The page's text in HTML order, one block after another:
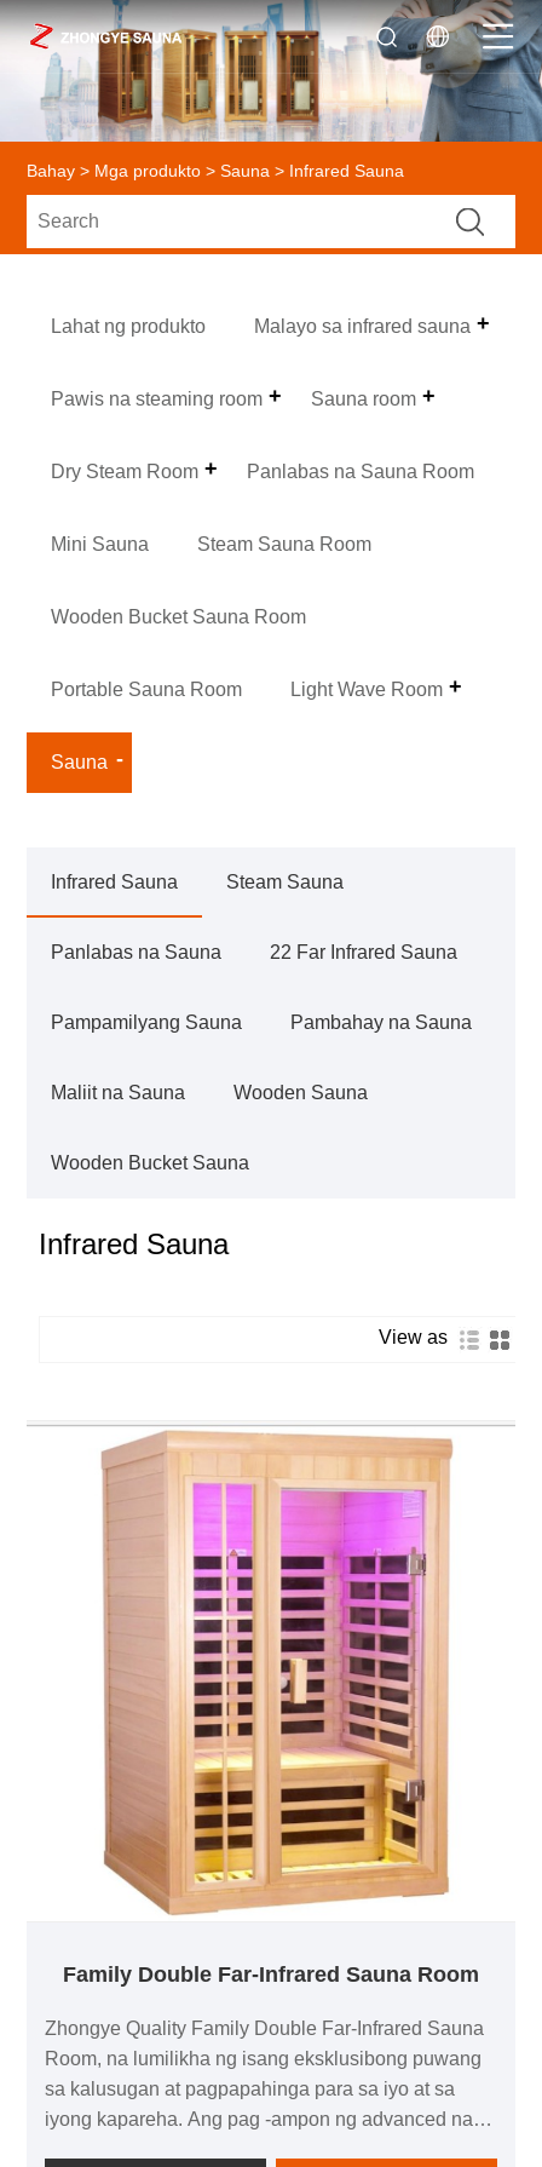
Bahay > Mga produkto >Sauna > Infrared Sauna
Lahat ng produkto Malayo sa infrared sauna
Pawis na steaming room Sauna room
Dry Steam Room Panlabas na Sauna Room
Mini Sauna Steam Sauna Room
Wooden Bucket Sauna Room
Portable Sauna Room Light Wave Room
Sauna
Infrared Sauna Steam Sauna
Panlabas na Sauna 22 Far Infrared Sauna
Pampamilyang Sauna Pambahay na Sauna
Maliit na Sauna Wooden Sauna
Wooden Bucket Sauna
Infrared Sauna
View as
Family Double Far-Infrared Sauna Room
Zhongye Quality Family Double Far-Infrared Sauna
Room, na lumilikha ng isang eksklusibong puwang
sa kalusugan at pagpapahinga para sa iyo at sa
iyong kapareha. Ang pag -ampon ng advanced na